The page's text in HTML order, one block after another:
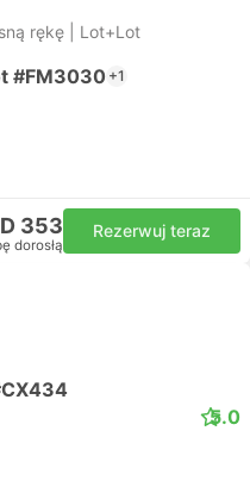
rękę | Lot+Lot
#FM3030+1
353
dorosłą
Rezerwuj teraz
5.0